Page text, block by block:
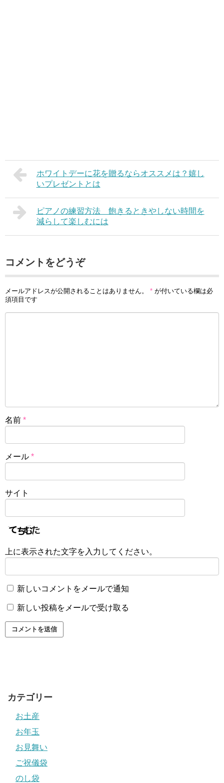
ホワイトデーに花を贈るならオススメは？嬉し
いプレゼントとは
ピアノの練習方法 飽きるときやしない時間を
減らして楽しむには
コメントをどうぞ
メールアドレスが公開されることはありません。 * が付いている欄は必
須項目です
名前 *
メール *
サイト
上に表示された文字を入力してください。
新しいコメントをメールで通知
新しい投稿をメールで受け取る
カテゴリー
お土産
お年玉
お見舞い
ご祝儀袋
のし袋